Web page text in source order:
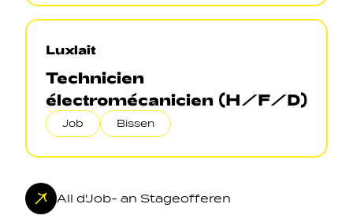
Luxlait
Technicien
électromécanicien (H/F/D)
Job Bissen
All d'Job- an Stageofferen